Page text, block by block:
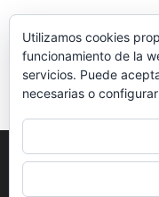
Aviso legal
Utilizamos cookies
funcionamiento de la
servicios. Puede
necesarias o